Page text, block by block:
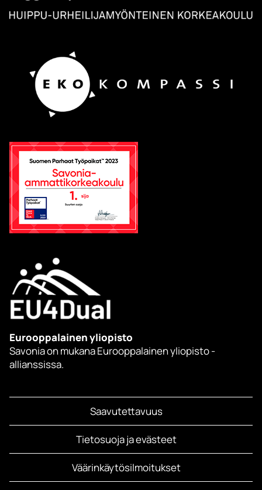
Eurooppalainen yliopisto
Savonia on mukana Eurooppalainen yliopisto -
allianssissa.
Saavutettavuus
Tietosuoja ja evästeet
Väärinkäytösilmoitukset